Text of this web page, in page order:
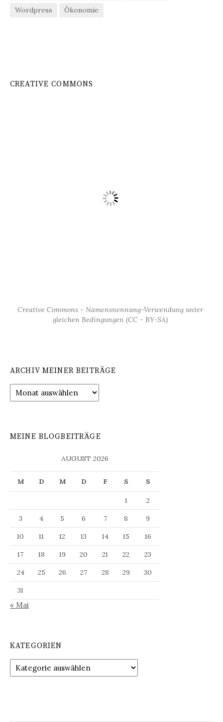
Wordpress
Ökonomie
CREATIVE COMMONS
Creative Commons - Namensnennung-Verwendung unter
gleichen Bedingungen (CC - BY-SA)
ARCHIV MEINER BEITRÄGE
Archiv
meiner
MEINE BLOGBEITRÄGE
AUGUST 2026
M D M D F S S
1
2
3
4 5 6 7 8
9
10
11 12 13 14 15
16
17
18 19 20 21 22
23
24
25 26 27 28 29
30
31
« Mai
KATEGORIEN
Kategorien